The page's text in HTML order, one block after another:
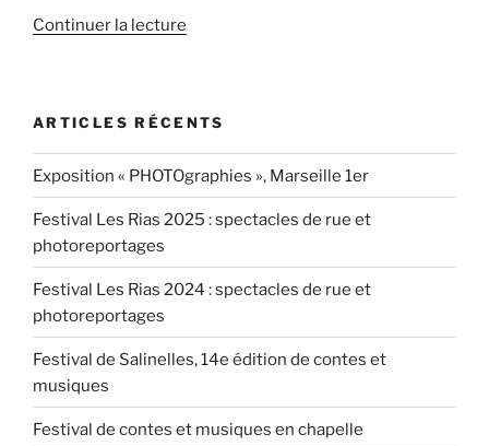
Continuer la lecture
Diabate
&
Kellner,
décembre
2015 »
ARTICLES RÉCENTS
Exposition « PHOTOgraphies », Marseille 1er
Festival Les Rias 2025 : spectacles de rue et
photoreportages
Festival Les Rias 2024 : spectacles de rue et
photoreportages
Festival de Salinelles, 14e édition de contes et
musiques
Festival de contes et musiques en chapelle